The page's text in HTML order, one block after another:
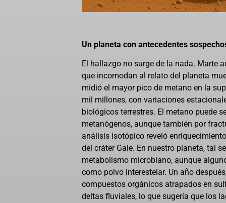
Un planeta con antecedentes
El hallazgo no surge de la nada. Marte
que incomodan al relato del planeta
midió el mayor pico de metano en la
mil millones, con variaciones
biológicos terrestres. El metano puede
metanógenos, aunque también por
análisis isotópico reveló
del cráter Gale. En nuestro planeta, tal
metabolismo microbiano, aunque
como polvo interestelar. Un año
compuestos orgánicos atrapados en
deltas fluviales, lo que sugería que los